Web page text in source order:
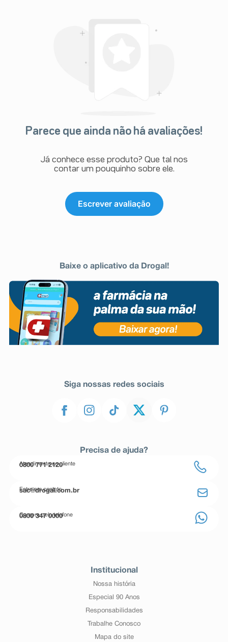
Parece que ainda não há avaliações!
Já conhece esse produto? Que tal nos
contar um pouquinho sobre ele.
Escrever avaliação
Baixe o aplicativo da Drogal!
Siga nossas redes sociais
Precisa de ajuda?
Atendimento ao cliente
0800 771 2120
Entre em contato
sac@drogal.com.br
Compre pelo telefone
0800 347 0000
Institucional
Nossa história
Especial 90 Anos
Responsabilidades
Trabalhe Conosco
Mapa do site